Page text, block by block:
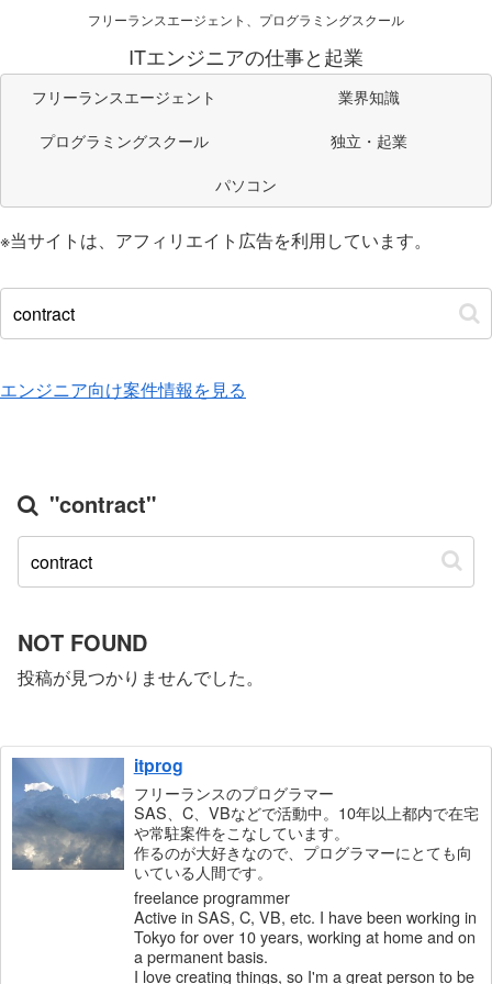
フリーランスエージェント、プログラミングスクール
ITエンジニアの仕事と起業
フリーランスエージェント
業界知識
プログラミングスクール
独立・起業
パソコン
※当サイトは、アフィリエイト広告を利用しています。
エンジニア向け案件情報を見る
"contract"
NOT FOUND
投稿が見つかりませんでした。
itprog
フリーランスのプログラマー
SAS、C、VBなどで活動中。10年以上都内で在宅
や常駐案件をこなしています。
作るのが大好きなので、プログラマーにとても向
いている人間です。
freelance programmer
Active in SAS, C, VB, etc. I have been working in
Tokyo for over 10 years, working at home and on
a permanent basis.
I love creating things, so I'm a great person to be